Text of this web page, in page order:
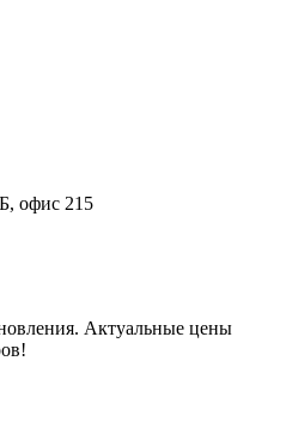
офис 215
Актуальные цены